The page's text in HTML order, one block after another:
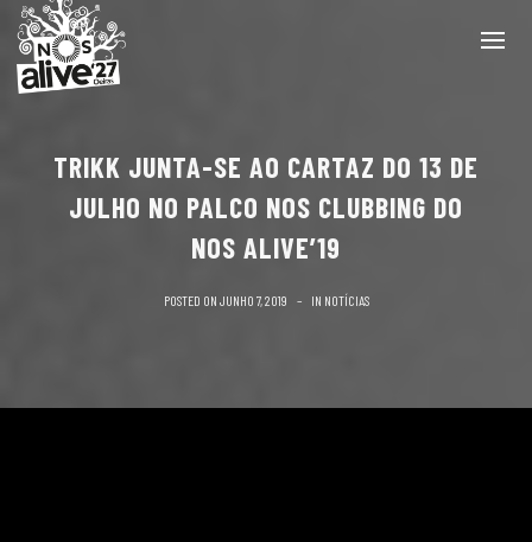
TRIKK JUNTA-SE AO CARTAZ DO 13 DE
JULHO NO PALCO NOS CLUBBING DO
NOS ALIVE’19
POSTED ON JUNHO 7, 2019 IN NOTÍCIAS